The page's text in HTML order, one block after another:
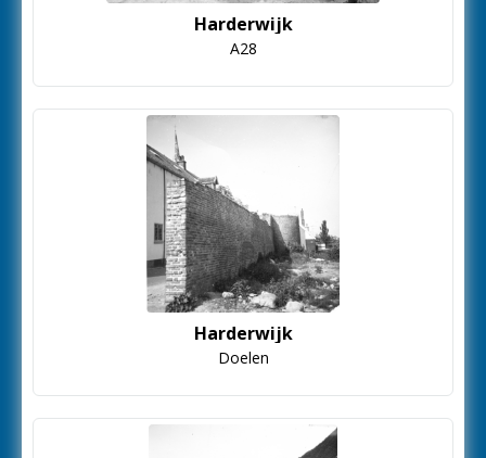
Harderwijk
A28
Harderwijk
Doelen